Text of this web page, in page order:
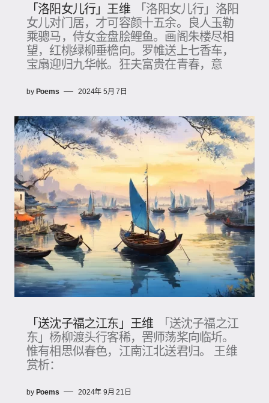
「洛阳女儿行」王维
「洛阳女儿行」洛阳
女儿对门居，才可容颜十五余。良人玉勒
乘骢马，侍女金盘脍鲤鱼。画阁朱楼尽相
望，红桃绿柳垂檐向。罗帷送上七香车，
宝扇迎归九华帐。狂夫富贵在青春，意
by Poems 2024年 5月 7日
「送沈子福之江东」王维
「送沈子福之江
东」杨柳渡头行客稀，罟师荡桨向临圻。
惟有相思似春色，江南江北送君归。 王维
赏析：
by Poems 2024年 9月 21日